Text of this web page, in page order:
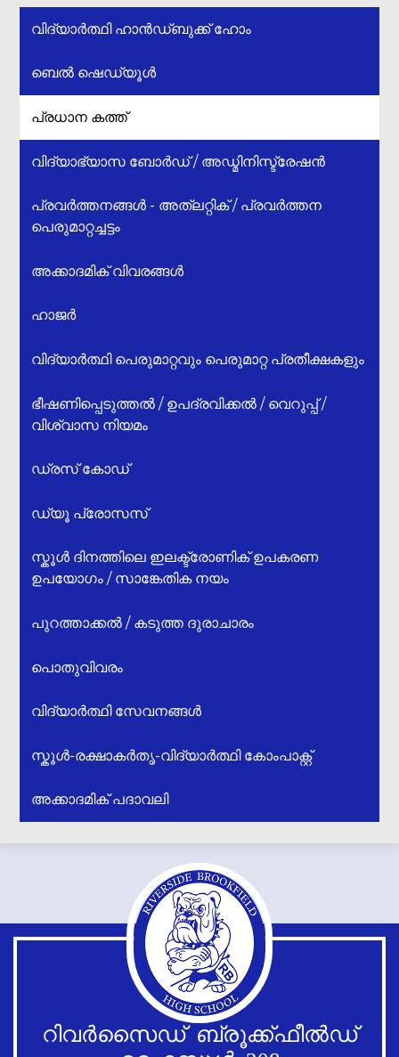
വിദ്യാർത്ഥി ഹാൻഡ്‌ബുക്ക് ഹോം
ബെൽ ഷെഡ്യൂൾ
പ്രധാന കത്ത്
വിദ്യാഭ്യാസ ബോർഡ് / അഡ്മിനിസ്ട്രേഷൻ
പ്രവർത്തനങ്ങൾ - അത്ലറ്റിക് / പ്രവർത്തന
പെരുമാറ്റച്ചട്ടം
അക്കാദമിക് വിവരങ്ങൾ
ഹാജർ
വിദ്യാർത്ഥി പെരുമാറ്റവും പെരുമാറ്റ പ്രതീക്ഷകളും
ഭീഷണിപ്പെടുത്തൽ / ഉപദ്രവിക്കൽ / വെറുപ്പ് /
വിശ്വാസ നിയമം
ഡ്രസ് കോഡ്
ഡ്യൂ പ്രോസസ്
സ്കൂൾ ദിനത്തിലെ ഇലക്ട്രോണിക് ഉപകരണ
ഉപയോഗം / സാങ്കേതിക നയം
പുറത്താക്കൽ / കടുത്ത ദുരാചാരം
പൊതുവിവരം
വിദ്യാർത്ഥി സേവനങ്ങൾ
സ്കൂൾ-രക്ഷാകർതൃ-വിദ്യാർത്ഥി കോംപാക്റ്റ്
അക്കാദമിക് പദാവലി
റിവർസൈഡ് ബ്രൂക്ക്ഫീൽഡ്